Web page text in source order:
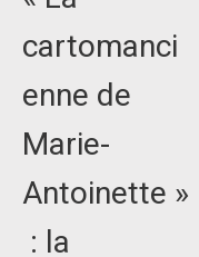
cartomanci
enne de
Marie-
Antoinette »
: la